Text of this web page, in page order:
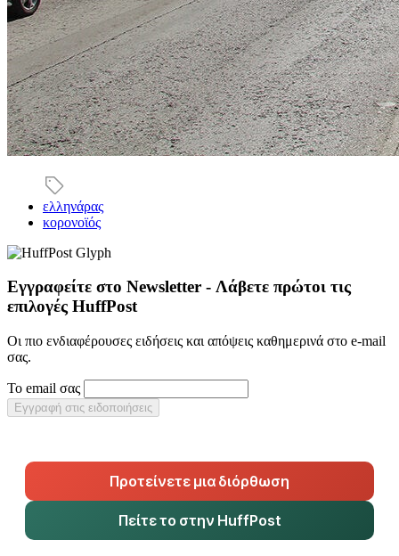
ελληνάρας
κορονοϊός
Εγγραφείτε στο Newsletter - Λάβετε πρώτοι τις
επιλογές HuffPost
Οι πιο ενδιαφέρουσες ειδήσεις και απόψεις καθημερινά στο e-mail
σας.
Το email σας
Εγγραφή στις ειδοποιήσεις
Προτείνετε μια διόρθωση
Πείτε το στην HuffPost